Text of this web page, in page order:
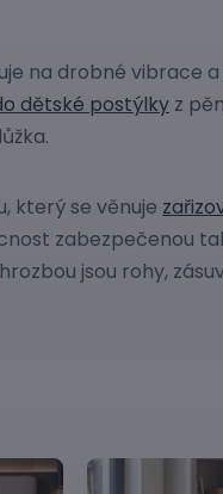
na drobné vibrace
dětské postýlky z
který se věnuje
zabezpečenou
jsou rohy,